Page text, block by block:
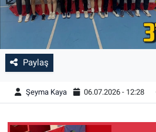
Paylaş
Şeyma Kaya 06.07.2026 - 12:28